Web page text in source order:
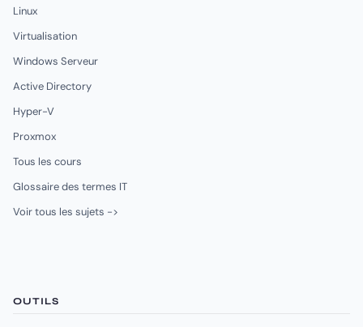
Linux
Virtualisation
Windows Serveur
Active Directory
Hyper-V
Proxmox
Tous les cours
Glossaire des termes IT
Voir tous les sujets ->
OUTILS